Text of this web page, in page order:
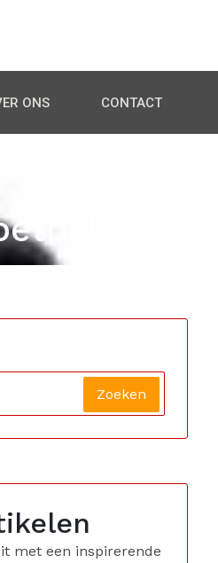
ONS CONTACT
Zoeken
met een inspirerende